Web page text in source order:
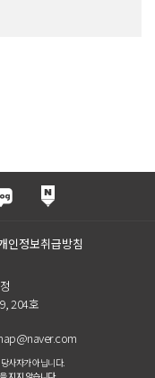
인정보취급방침
204호
사자가 아닙니다.